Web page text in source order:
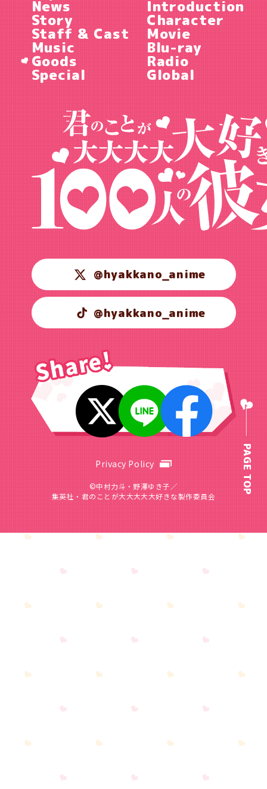
News Introduction
Story Character
Staff & Cast Movie
Music Blu-ray
Goods Radio
Special Global
@hyakkano_anime
@hyakkano_anime
Privacy Policy
©中村力斗・野澤ゆき子／
集英社・君のことが大大大大大好きな製作委員会
PAGE TOP